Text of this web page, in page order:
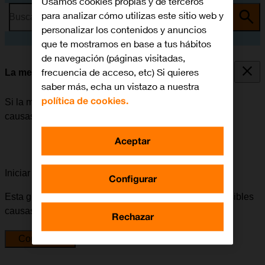
Busca por problema o tema
La memoria del móvil está llena
Si la memoria del móvil está llena, puede haber varias
causas posibles al problema.
Iniciar la guía para solucionar tu problema
Esta guía te va a conducir a través de una serie de posibles
causas y soluciones al problema.
Comenzar
para analizar cómo utilizas este sitio web y
personalizar los contenidos y anuncios
que te mostramos en base a tus hábitos
de navegación (páginas visitadas,
frecuencia de acceso, etc) Si quieres
saber más, echa un vistazo a nuestra
política de cookies.
Configurar
Rechazar
Aceptar